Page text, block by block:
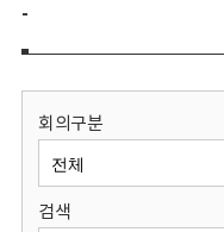
보
-
회의구분
검색